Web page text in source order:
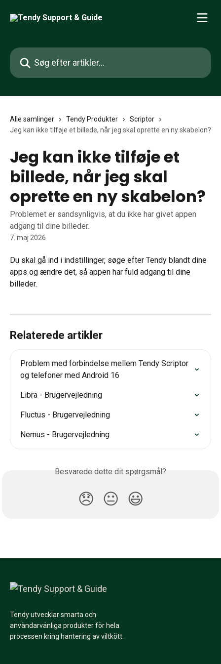
Søg efter artikler...
Alle samlinger Tendy Produkter
Scriptor
Jeg kan ikke tilføje et billede, når jeg skal oprette en ny skabelon?
Jeg kan ikke tilføje et
billede, når jeg skal
oprette en ny skabelon?
Problemet er sandsynligvis, at du ikke har givet appen
adgang til dine billeder.
7. maj 2026
Du skal gå ind i indstillinger, søge efter Tendy blandt dine
apps og ændre det, så appen har fuld adgang til dine
billeder.
Relaterede artikler
Problem med forbindelse mellem Tendy Scriptor
og telefoner med Android 16
Libra - Brugervejledning
Fluctus - Brugervejledning
Nemus - Brugervejledning
Besvarede dette dit spørgsmål?
😞 😐 😃
Tendy utvecklar smarta och
användarvänliga produkter för hela
processen kring hantering av viltkött.